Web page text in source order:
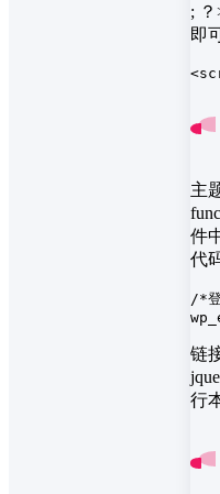
;
即
主
件
代
/*
链
行